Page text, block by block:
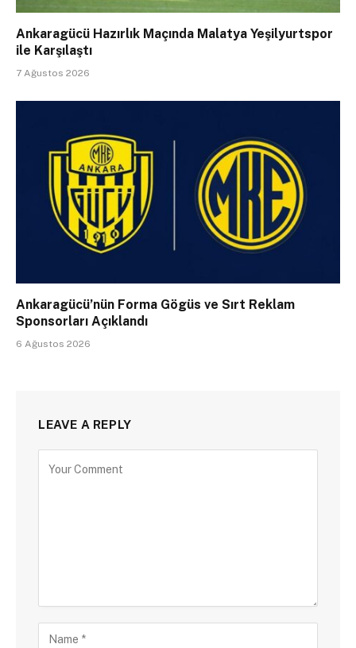
Ankaragücü Hazırlık Maçında Malatya Yeşilyurtspor
ile Karşılaştı
7 Ağustos 2026
Ankaragücü’nün Forma Gögüs ve Sırt Reklam
Sponsorları Açıklandı
6 Ağustos 2026
LEAVE A REPLY